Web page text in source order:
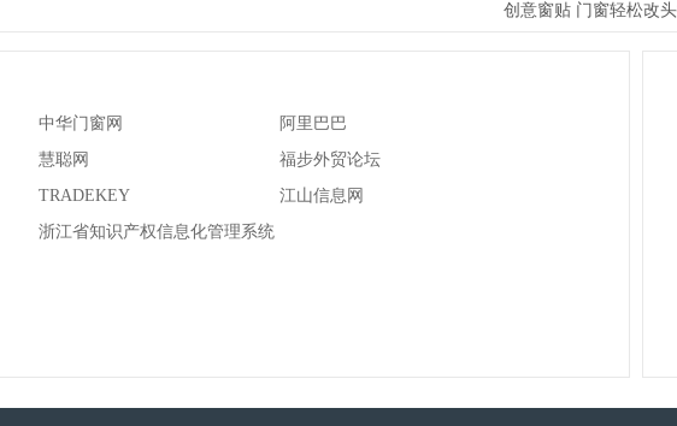
江山市奥斯曼门业有限
创意窗贴 门窗轻松改
中华门窗网
阿里巴巴
慧聪网
福步外贸论坛
TRADEKEY
江山信息网
浙江省知识产权信息化管理系统